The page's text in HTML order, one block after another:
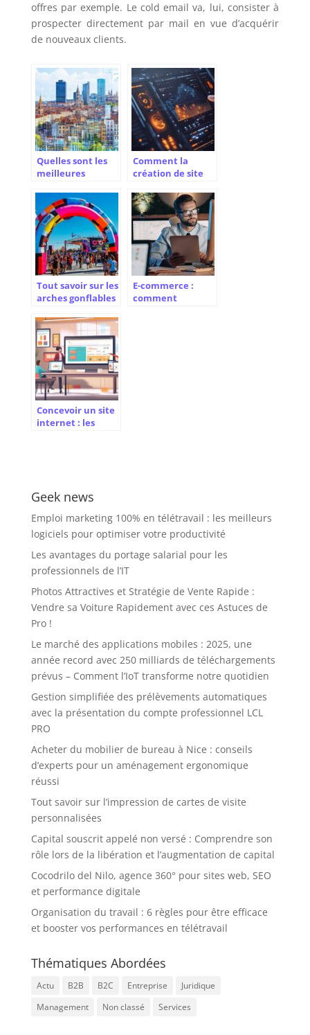
offres par exemple. Le cold email va, lui, consister à
prospecter directement par mail en vue d’acquérir
de nouveaux clients.
Quelles sont les
meilleures
communication
Lyon pour vos
campagnes
publicitaires ?
Comment la
création de site
booste votre
présence en ligne
Tout savoir sur les
arches gonflables
pour vos
événements
E-commerce :
comment
Concevoir un site
internet : les
Geek news
Emploi marketing 100% en télétravail : les meilleurs
logiciels pour optimiser votre productivité
Les avantages du portage salarial pour les
professionnels de l’IT
Photos Attractives et Stratégie de Vente Rapide :
Vendre sa Voiture Rapidement avec ces Astuces de
Pro !
Le marché des applications mobiles : 2025, une
année record avec 250 milliards de téléchargements
prévus – Comment l’IoT transforme notre quotidien
Gestion simplifiée des prélèvements automatiques
avec la présentation du compte professionnel LCL
PRO
Acheter du mobilier de bureau à Nice : conseils
d’experts pour un aménagement ergonomique
réussi
Tout savoir sur l’impression de cartes de visite
personnalisées
Capital souscrit appelé non versé : Comprendre son
rôle lors de la libération et l’augmentation de capital
Cocodrilo del Nilo, agence 360° pour sites web, SEO
et performance digitale
Organisation du travail : 6 règles pour être efficace
et booster vos performances en télétravail
Thématiques Abordées
Actu B2B B2C Entreprise
Juridique
Management
Non classé Services